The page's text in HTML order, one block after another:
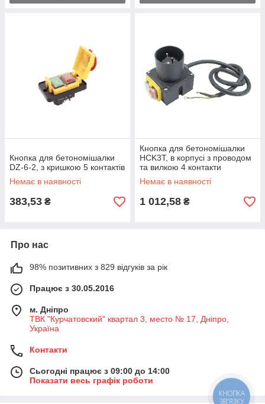
Кнопка для бетономішалки
DZ-6-2, з кришкою 5 контактів
Немає в наявності
383,53 ₴
Кнопка для бетономішалки
HCK3T, в корпусі з проводом
та вилкою 4 контакти
Немає в наявності
1 012,58 ₴
Про нас
98% позитивних з 829 відгуків за рік
Працює з 30.05.2016
м. Дніпро
ТВК "Курчатовский" квартал 3, место № 17, Дніпро,
Україна
Контакти
Сьогодні працює з 09:00 до 14:00
Показати весь графік роботи
КНОПКА
ЗВ'ЯЗКУ